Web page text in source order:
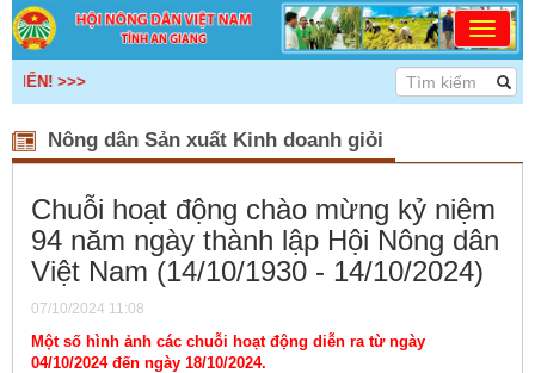
Nông dân Sản xuất Kinh doanh giỏi
Chuỗi hoạt động chào mừng kỷ niệm
94 năm ngày thành lập Hội Nông dân
Việt Nam (14/10/1930 - 14/10/2024)
07/10/2024 11:08
Một số hình ảnh các chuỗi hoạt động diễn ra từ ngày
04/10/2024 đến ngày 18/10/2024.